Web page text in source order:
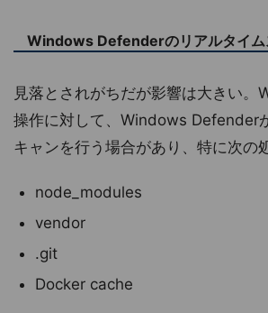
Windows Defenderのリアルタイム
見落とされがちだが影響は大きい。
操作に対して、Windows Defender
キャンを行う場合があり、特に次の
node_modules
vendor
.git
Docker cache